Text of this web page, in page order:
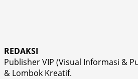
REDAKSI
Publisher VIP (Visual Informasi &
& Lombok Kreatif.